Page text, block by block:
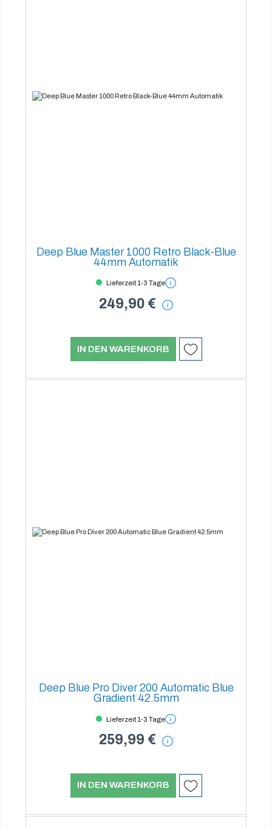
Deep Blue Master 1000 Retro Black-Blue
44mm Automatik
Lieferzeit 1-3 Tage
249,90 €
IN DEN WARENKORB
Deep Blue Pro Diver 200 Automatic Blue
Gradient 42.5mm
Lieferzeit 1-3 Tage
259,99 €
IN DEN WARENKORB